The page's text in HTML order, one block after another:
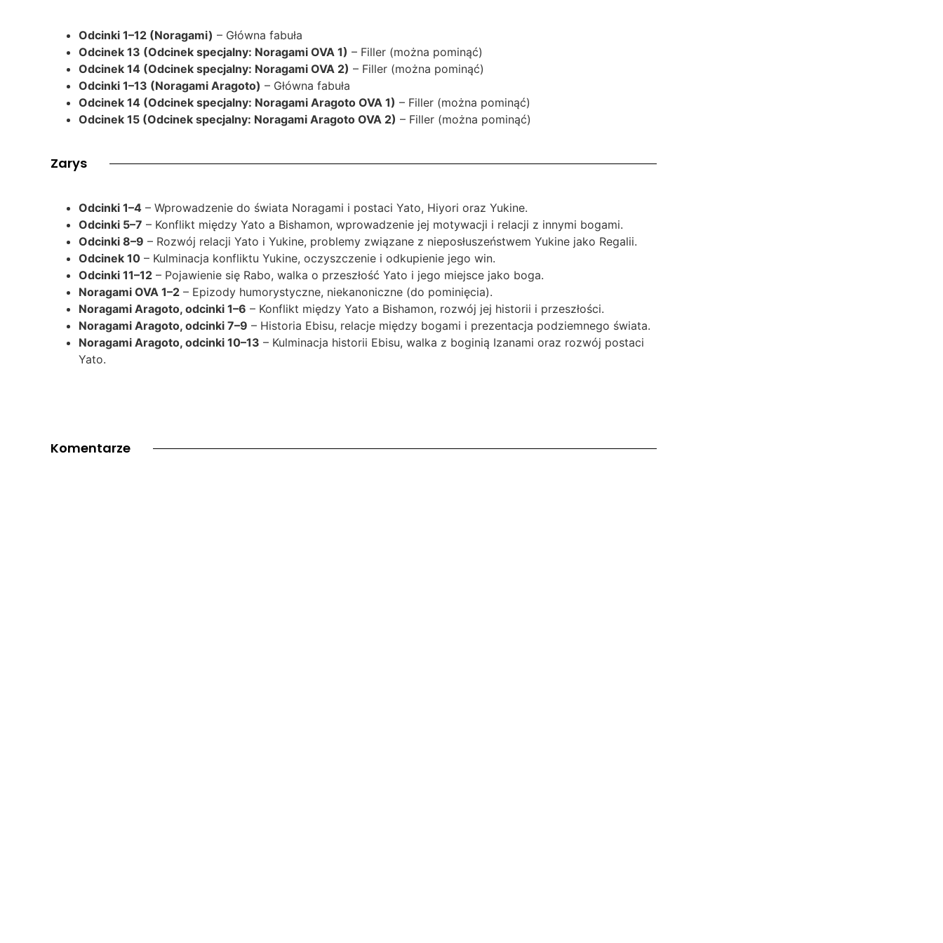
Odcinki 1–12 (Noragami) – Główna fabuła
Odcinek 13 (Odcinek specjalny: Noragami OVA 1) – Filler (można pominąć)
Odcinek 14 (Odcinek specjalny: Noragami OVA 2) – Filler (można pominąć)
Odcinki 1–13 (Noragami Aragoto) – Główna fabuła
Odcinek 14 (Odcinek specjalny: Noragami Aragoto OVA 1) – Filler (można pominąć)
Odcinek 15 (Odcinek specjalny: Noragami Aragoto OVA 2) – Filler (można pominąć)
Zarys
Odcinki 1–4 – Wprowadzenie do świata Noragami i postaci Yato, Hiyori oraz Yukine.
Odcinki 5–7 – Konflikt między Yato a Bishamon, wprowadzenie jej motywacji i relacji z innymi bogami.
Odcinki 8–9 – Rozwój relacji Yato i Yukine, problemy związane z nieposłuszeństwem Yukine jako Regalii.
Odcinek 10 – Kulminacja konfliktu Yukine, oczyszczenie i odkupienie jego win.
Odcinki 11–12 – Pojawienie się Rabo, walka o przeszłość Yato i jego miejsce jako boga.
Noragami OVA 1–2 – Epizody humorystyczne, niekanoniczne (do pominięcia).
Noragami Aragoto, odcinki 1–6 – Konflikt między Yato a Bishamon, rozwój jej historii i przeszłości.
Noragami Aragoto, odcinki 7–9 – Historia Ebisu, relacje między bogami i prezentacja podziemnego świata.
Noragami Aragoto, odcinki 10–13 – Kulminacja historii Ebisu, walka z boginią Izanami oraz rozwój postaci
Yato.
Komentarze